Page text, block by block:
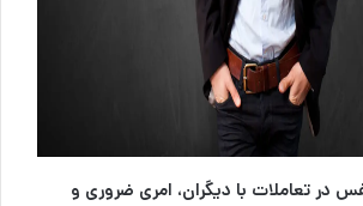
در تعاملات با دیگران، امری ضروری و